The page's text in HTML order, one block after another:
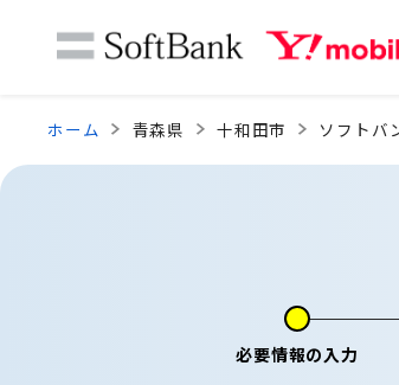
ホーム 青森県 十和田市 ソフトバ
必要情報の入力